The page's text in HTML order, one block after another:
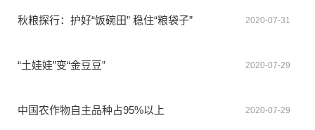
秋粮探行：护好“饭碗田” 稳住“粮袋子” 2020-07-31
“土娃娃”变“金豆豆” 2020-07-29
中国农作物自主品种占95%以上 2020-07-29